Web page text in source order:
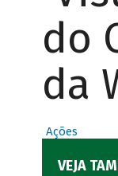
do
da
Ações
VEJA